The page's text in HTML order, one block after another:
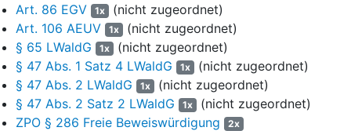
5
Die Rundholzpreise wurden von der Fachpresse
veröffentlicht. Ab Ende 2008 bis zum 21.09.2012
veröffentlichte das beklagte Land zudem im Internet regelmäßig
sog. „Spontanmeldungen“ mit anonymisierten Informationen
über Rundholzkaufverträge, die das beklagte Land mit
Abnehmern geschlossen hatte (Anlage K69). Die
Spontanmeldungen stellte das beklagte Land nach einem
Art. 86 EGV
1x (nicht zugeordnet)
Art. 106 AEUV
1x (nicht zugeordnet)
§ 65 LWaldG
1x (nicht zugeordnet)
§ 47 Abs. 1 Satz 4 LWaldG
1x (nicht zugeordnet)
§ 47 Abs. 2 LWaldG
1x (nicht zugeordnet)
§ 47 Abs. 2 Satz 2 LWaldG
1x (nicht zugeordnet)
ZPO § 286 Freie Beweiswürdigung
2x